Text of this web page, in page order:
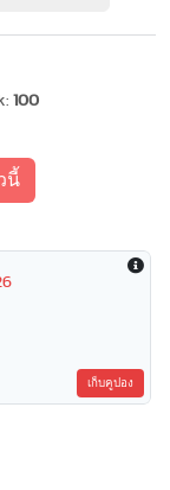
100
นี้
เก็บคูปอง